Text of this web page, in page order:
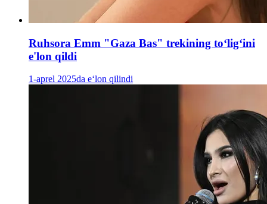
Ruhsora Emm "Gaza Bas" trekining toʻligʻini
e'lon qildi
1-aprel 2025da e‘lon qilindi